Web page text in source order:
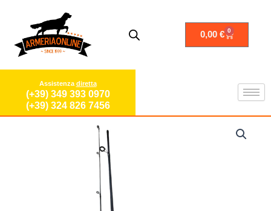
contenuto
0,00€ 0
Carrello
Assistenza diretta
(+39) 349 393 0970
(+39) 324 826 7456